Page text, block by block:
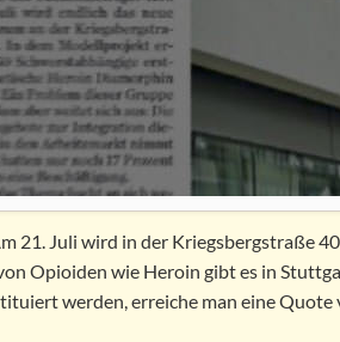
21. Juli wird in der Kriegsbergstraße
Opioiden wie Heroin gibt es in
werden, erreiche man eine